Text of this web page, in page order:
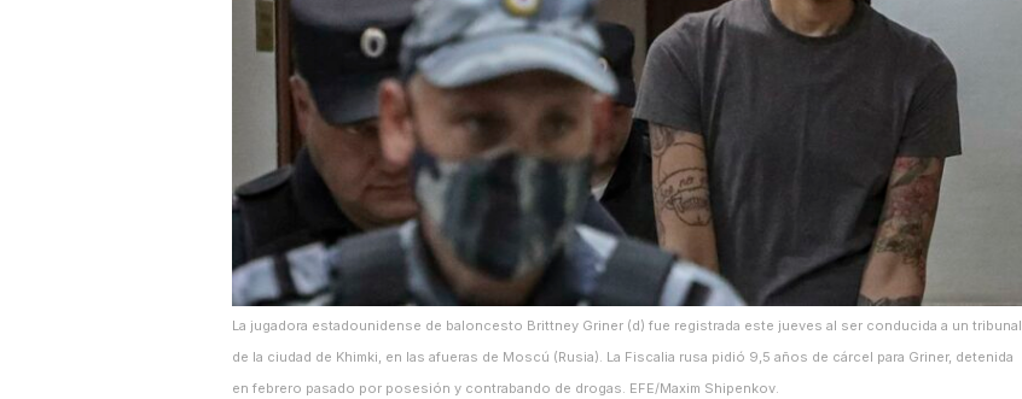
La jugadora estadounidense de baloncesto Brittney Griner (d) fue registrada este jueves al ser conducida a un tribunal
de la ciudad de Khimki, en las afueras de Moscú (Rusia). La Fiscalia rusa pidió 9,5 años de cárcel para Griner, detenida
en febrero pasado por posesión y contrabando de drogas. EFE/Maxim Shipenkov.